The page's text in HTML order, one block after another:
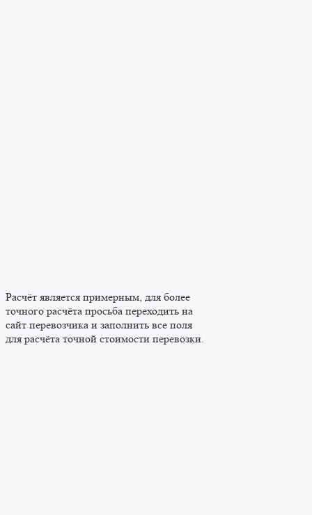
Расчёт является примерным, для более
точного расчёта просьба переходить на
сайт перевозчика и заполнить все поля
для расчёта точной стоимости перевозки.